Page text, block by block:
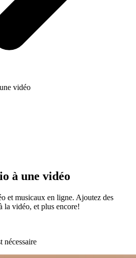
vidéo
à une vidéo
et musicaux en ligne. Ajoutez des
vidéo, et plus encore!
nécessaire